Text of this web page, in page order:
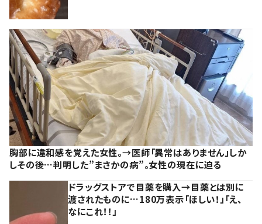
胸部に違和感を覚えた女性。→医師「異常はありません」しか
しその後…判明した”まさかの病”。女性の現在に迫る
ドラッグストアで目薬を購入→目薬とは別に
渡されたものに…180万表示「ほしい！」「え、
なにこれ！！」